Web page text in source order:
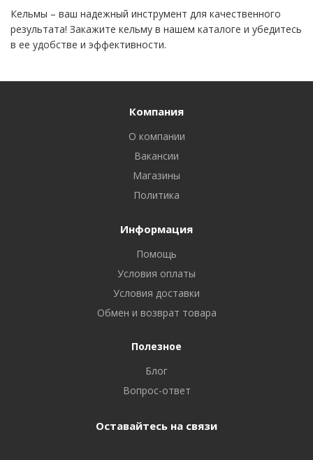
Кельмы – ваш надежный инструмент для качественного
результата! Закажите кельму в нашем каталоге и убедитесь
в ее удобстве и эффективности.
Компания
О компании
Вакансии
Магазины
Политика
Информация
Помощь
Условия оплаты
Условия доставки
Обмен и возврат товара
Полезное
Блог
Вопрос-ответ
Оставайтесь на связи